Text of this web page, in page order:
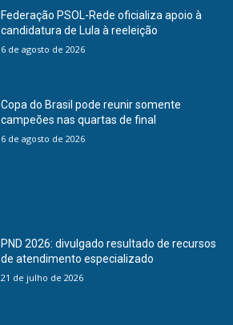
Federação PSOL-Rede oficializa apoio à
candidatura de Lula à reeleição
6 de agosto de 2026
Copa do Brasil pode reunir somente
campeões nas quartas de final
6 de agosto de 2026
PND 2026: divulgado resultado de recursos
de atendimento especializado
21 de julho de 2026